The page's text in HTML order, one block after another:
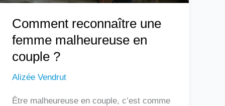
Comment reconnaître une
femme malheureuse en
couple ?
Alizée Vendrut
Être malheureuse en couple, c’est comme